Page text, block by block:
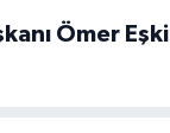
Ömer Eşki